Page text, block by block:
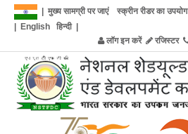
मुख्य सामग्री पर जाएं स्क्रीन रीडर का उपयोग
English हिन्दी|
लॉग इन करें
रजिस्टर